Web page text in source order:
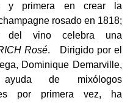
y primera en crear la
rosado en 1818;
del vino celebra una
Rosé.   Dirigido por el
Dominique Demarville,
de mixólogos
por primera vez, ha